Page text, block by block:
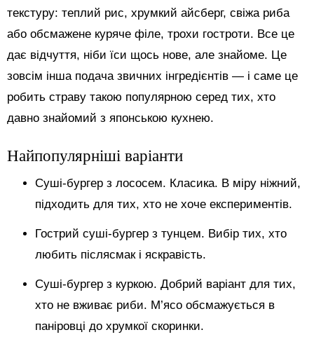
текстуру: теплий рис, хрумкий айсберг, свіжа риба
або обсмажене куряче філе, трохи гостроти. Все це
дає відчуття, ніби їси щось нове, але знайоме. Це
зовсім інша подача звичних інгредієнтів — і саме це
робить страву такою популярною серед тих, хто
давно знайомий з японською кухнею.
Найпопулярніші варіанти
Суші-бургер з лососем. Класика. В міру ніжний,
підходить для тих, хто не хоче експериментів.
Гострий суші-бургер з тунцем. Вибір тих, хто
любить післясмак і яскравість.
Суші-бургер з куркою. Добрий варіант для тих,
хто не вживає риби. М’ясо обсмажується в
паніровці до хрумкої скоринки.